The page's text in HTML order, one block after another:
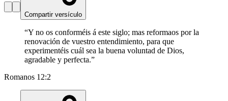
Compartir versículo
“Y no os conforméis á este siglo; mas reformaos por la
renovación de vuestro entendimiento, para que
experimentéis cuál sea la buena voluntad de Dios,
agradable y perfecta.”
Romanos 12:2